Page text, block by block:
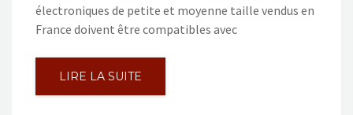
électroniques de petite et moyenne taille vendus en
France doivent être compatibles avec
LIRE LA SUITE